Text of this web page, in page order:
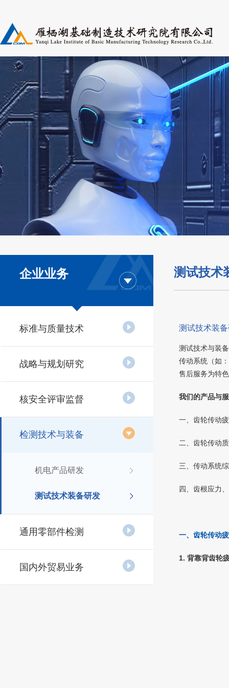
企业业务
标准与质量技术
战略与规划研究
核安全评审监督
检测技术与装备
机电产品研发
测试技术装备研发
通用零部件检测
国内外贸易业务
测试技术
测试技术装
测试技术与装
传动系统（如
售后服务为特
我们的产品与
一、齿轮传动
二、齿轮传动
三、传动系统
四、齿根应力
一、齿轮传动
1. 背靠背齿轮